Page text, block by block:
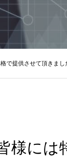
で提供させて頂きまし
様には